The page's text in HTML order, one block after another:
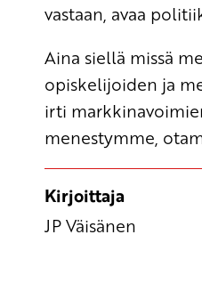
vastaan, avaa
Aina siellä missä
opiskelijoiden ja
irti
menestymme,
Kirjoittaja
JP Väisänen